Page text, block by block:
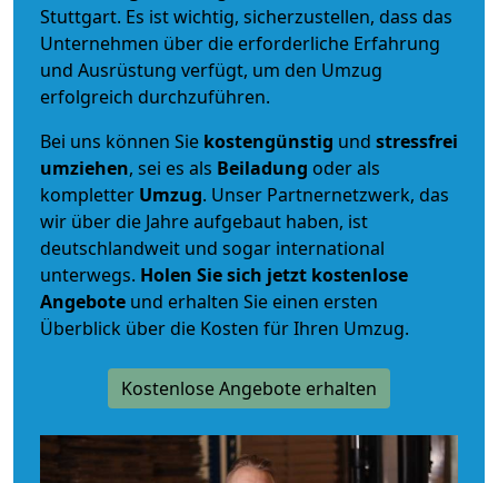
Stuttgart. Es ist wichtig, sicherzustellen, dass das
Unternehmen über die erforderliche Erfahrung
und Ausrüstung verfügt, um den Umzug
erfolgreich durchzuführen.
Bei uns können Sie kostengünstig und stressfrei
umziehen, sei es als Beiladung oder als
kompletter Umzug. Unser Partnernetzwerk, das
wir über die Jahre aufgebaut haben, ist
deutschlandweit und sogar international
unterwegs. Holen Sie sich jetzt kostenlose
Angebote und erhalten Sie einen ersten
Überblick über die Kosten für Ihren Umzug.
Kostenlose Angebote erhalten